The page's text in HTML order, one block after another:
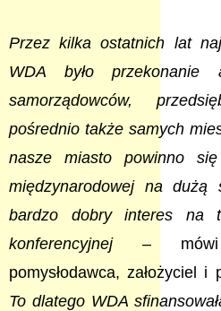
Przez kilka ostatnich lat
WDA było przekonanie
samorządowców,
pośrednio także samych
nasze miasto powinno
międzynarodowej na
bardzo dobry interes na
konferencyjnej– mówi
pomysłodawca, założyciel
To dlatego WDA